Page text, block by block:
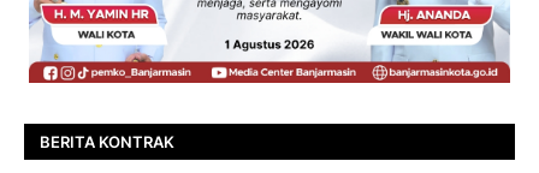
BERITA KONTRAK